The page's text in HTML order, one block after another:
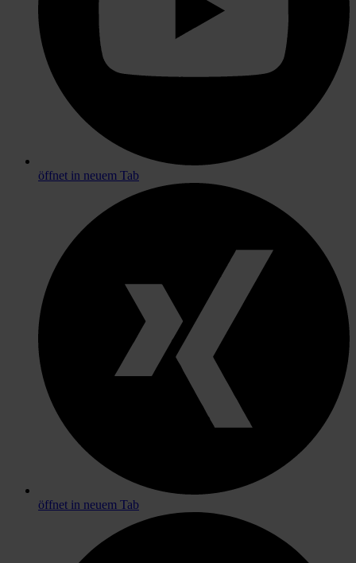
öffnet in neuem Tab
öffnet in neuem Tab